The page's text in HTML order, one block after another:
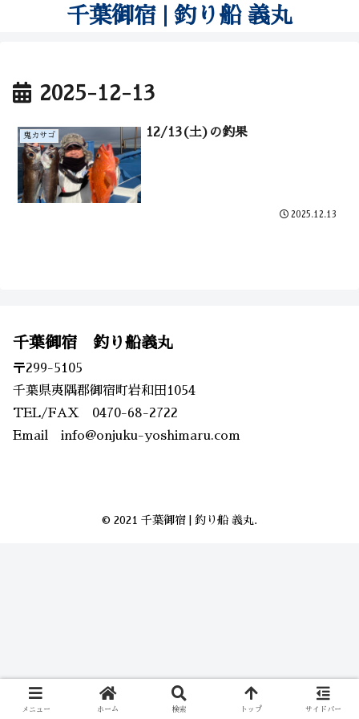
千葉御宿 | 釣り船 義丸
2025-12-13
鬼カサゴ 12/13(土)の釣果
2025.12.13
千葉御宿 釣り船義丸
〒299-5105
千葉県夷隅郡御宿町岩和田1054
TEL/FAX 0470-68-2722
Email info@onjuku-yoshimaru.com
© 2021 千葉御宿 | 釣り船 義丸.
メニュー ホーム 検索 トップ サイドバー